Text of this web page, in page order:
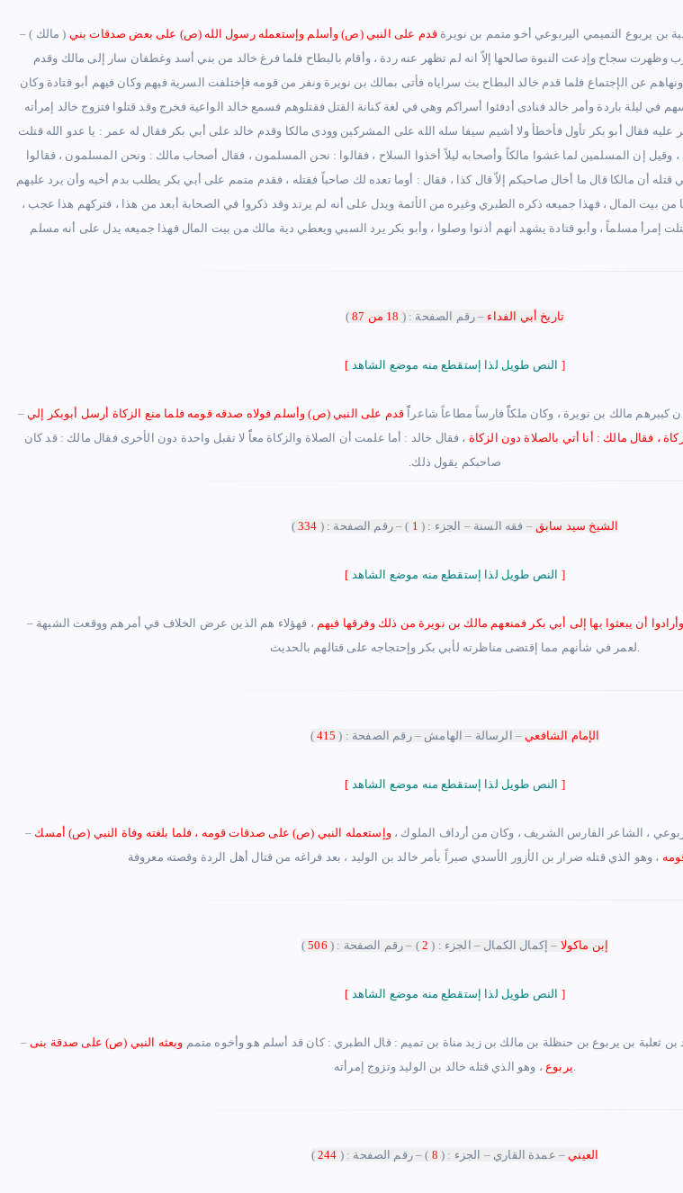
بن يربوع التميمي اليربوعي أخو متمم بن نويرة قدم على النبي (ص) وأسلم وإستعمله رسول الله (ص) على بعض صدقات بني
وظهرت سجاح وإدعت النبوة صالحها إلاّ انه لم تظهر عنه ردة ، وأقام بالبطاح فلما فرغ خالد من بني أسد وغطفان سار إلى مالك وقدم
عن الإجتماع فلما قدم خالد البطاح بث سراياه فأتى بمالك بن نويرة ونفر من قومه فإختلفت السرية فيهم وكان فيهم أبو قتادة وكان
في ليلة باردة وأمر خالد فنادى أدفئوا أسراكم وهي في لغة كنانة القتل فقتلوهم فسمع خالد الواعية فخرج وقد قتلوا فتزوج خالد إمرأته
فقال أبو بكر تأول فأخطأ ولا أشيم سيفا سله الله على المشركين وودى مالكا وقدم خالد على أبي بكر فقال له عمر : يا عدو الله قتلت
وقيل إن المسلمين لما غشوا مالكاً وأصحابه ليلاً أخذوا السلاح ، فقالوا : نحن المسلمون ، فقال أصحاب مالك : ونحن المسلمون ، فقالوا
قتله أن مالكا قال ما أخال صاحبكم إلاّ قال كذا ، فقال : أوما تعده لك صاحباً فقتله ، فقدم متمم على أبي بكر يطلب بدم أخيه وأن يرد عليهم
من بيت المال ، فهذا جميعه ذكره الطبري وغيره من الأئمة ويدل على أنه لم يرتد وقد ذكروا في الصحابة أبعد من هذا ، فتركهم هذا عجب ،
تاريخ أبي الفداء – رقم الصفحة : ( )
[ ]
كبيرهم مالك بن نويرة ، وكان ملكاًً فارساً مطاعاً شاعراًً قدم على النبي (ص) وأسلم فولاه صدقه قومه فلما منع الزكاة أرسل أبوبكر إلي
، فقال مالك‏ :‏ أنا أتي بالصلاة دون الزكاة‏ ، فقال خالد‏ :‏ أما علمت أن الصلاة والزكاة معاًً لا تقبل واحدة دون الأخرى فقال مالك ‏:‏ قد كان
صاحبكم يقول ذلك‏.‏
الشيخ سيد سابق – فقه السنة – الجزء : ( 1 ) – رقم الصفحة : ( 334
)
[ ]
– أن يبعثوا بها إلى أبي بكر فمنعهم مالك بن نويرة من ذلك وفرقها فيهم ، فهؤلاء هم الذين عرض الخلاف في أمرهم ووقعت الشبهة
لعمر في شأنهم مما إقتضى مناظرته لأبي بكر وإحتجاجه على قتالهم بالحديث.
الإمام الشافعي– الرسالة – الهامش – رقم الصفحة : ( 415
)
[ ]
، الشاعر الفارس الشريف ، وكان من أرداف الملوك ،وإستعمله النبي (ص) على صدقات قومه ، فلما بلغته وفاة النبي (ص) أمسك
إبن ماكولا – إكمال الكمال – الجزء : ( 2 ) – رقم الصفحة : ( 506
)
[ ]
بن ثعلبة بن يربوع بن حنظلة بن مالك بن زيد مناة بن تميم : قال الطبري : كان قد أسلم هو وأخوه متمم وبعثه النبي (ص) على صدقة بنى
يربوع، وهو الذي قتله خالد بن الوليد وتزوج إمرأته.
العيني– عمدة القاري – الجزء : ( 8 ) – رقم الصفحة : ( 244
)